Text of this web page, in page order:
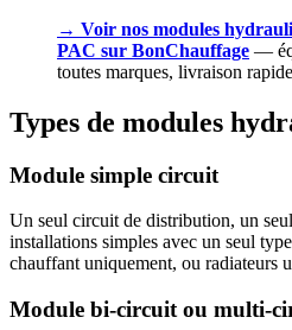
→ Voir nos modules
PAC sur BonChauffage —
toutes marques, livraison
Types de modules
Module simple circuit
Un seul circuit de distribution, un
installations simples avec un seul
chauffant uniquement, ou radiateurs
Module bi-circuit ou multi-